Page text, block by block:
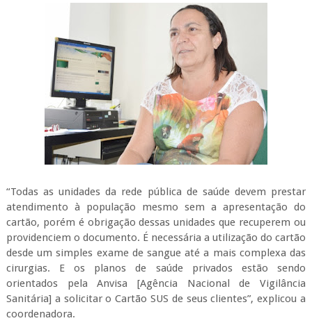
“Todas as unidades da rede pública de saúde devem prestar
atendimento à população mesmo sem a apresentação do
cartão, porém é obrigação dessas unidades que recuperem ou
providenciem o documento. É necessária a utilização do cartão
desde um simples exame de sangue até a mais complexa das
cirurgias. E os planos de saúde privados estão sendo
orientados pela Anvisa [Agência Nacional de Vigilância
Sanitária] a solicitar o Cartão SUS de seus clientes”, explicou a
coordenadora.